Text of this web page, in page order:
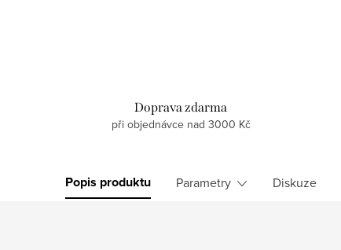
Doprava zdarma
při objednávce nad 3000 Kč
Popis produktu Parametry Diskuze